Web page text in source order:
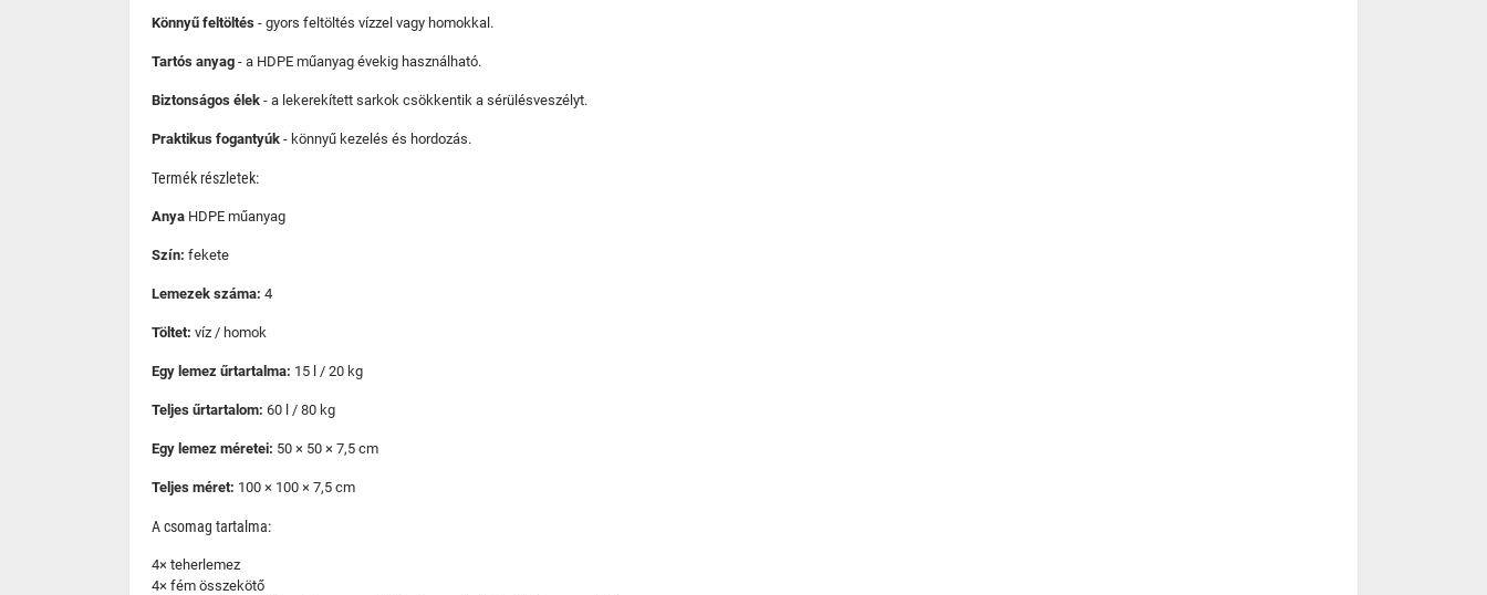
Könnyű feltöltés - gyors feltöltés vízzel vagy homokkal.
Tartós anyag - a HDPE műanyag évekig használható.
Biztonságos élek - a lekerekített sarkok csökkentik a sérülésveszélyt.
Praktikus fogantyúk - könnyű kezelés és hordozás.
Termék részletek:
Anya HDPE műanyag
Szín: fekete
Lemezek száma: 4
Töltet: víz / homok
Egy lemez űrtartalma: 15 l / 20 kg
Teljes űrtartalom: 60 l / 80 kg
Egy lemez méretei: 50 × 50 × 7,5 cm
Teljes méret: 100 × 100 × 7,5 cm
A csomag tartalma:
4× teherlemez
4× fém összekötő